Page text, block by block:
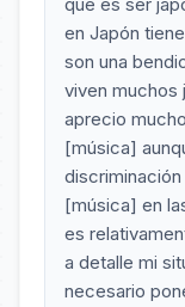
en Japón
son una
viven muchos
aprecio
[música]
[música] en
es
a detalle mi
necesario